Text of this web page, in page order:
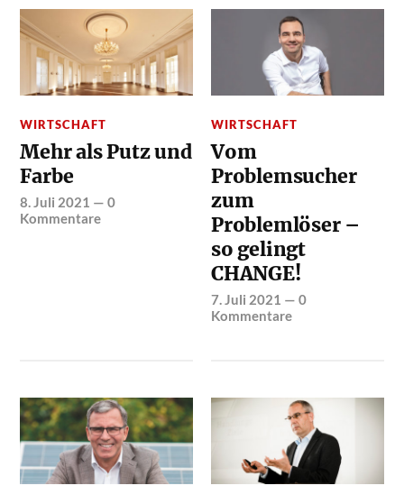
WIRTSCHAFT
Mehr als Putz und
Farbe
8. Juli 2021 —0
Kommentare
WIRTSCHAFT
Vom
Problemsucher
zum
Problemlöser –
so gelingt
CHANGE!
7. Juli 2021 —0
Kommentare